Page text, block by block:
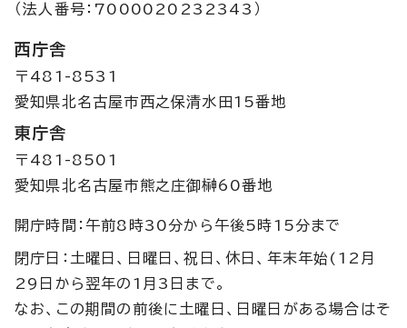
（法人番号：7000020232343）
西庁舎
〒481-8531
愛知県北名古屋市西之保清水田15番地
東庁舎
〒481-8501
愛知県北名古屋市熊之庄御榊60番地
開庁時間：午前8時30分から午後5時15分まで
閉庁日：土曜日、日曜日、祝日、休日、年末年始(12月
29日から翌年の1月3日まで。
なお、この期間の前後に土曜日、日曜日がある場合はそ